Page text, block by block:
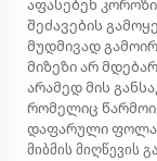
აფასებენ
შეძავების
მუდმივად
მიზეზი არ
არამედ მის
რომელიც
დაფარული
მიბმის მიღწევის